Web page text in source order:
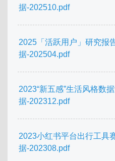
据-202510.pdf
2025「活跃用户」研究报
据-202504.pdf
2023“新五感”生活风格数
据-202312.pdf
2023小红书平台出行工具
据-202308.pdf